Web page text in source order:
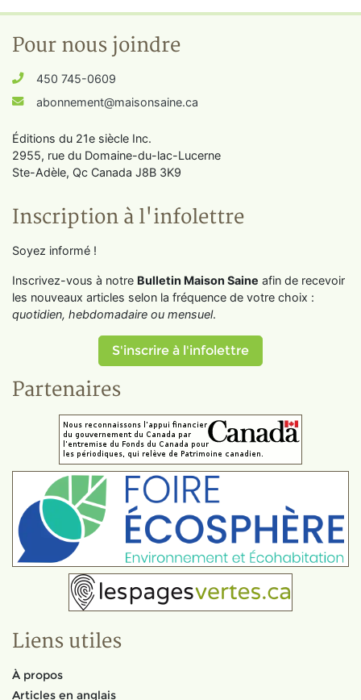
Pour nous joindre
450 745-0609
abonnement@maisonsaine.ca
Éditions du 21e siècle Inc.
2955, rue du Domaine-du-lac-Lucerne
Ste-Adèle, Qc Canada J8B 3K9
Inscription à l'infolettre
Soyez informé !
Inscrivez-vous à notre Bulletin Maison Saine afin de recevoir
les nouveaux articles selon la fréquence de votre choix :
quotidien, hebdomadaire ou mensuel.
S'inscrire à l'infolettre
Partenaires
Liens utiles
À propos
Articles en anglais